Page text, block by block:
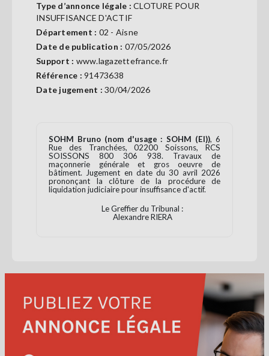
SERVICES
GAZETTE
Se
connecter
Type d’annonce légale : CLOTURE POUR
INSUFFISANCE D'ACTIF
Département : 02 - Aisne
Date de publication : 07/05/2026
Support : www.lagazettefrance.fr
Référence : 91473638
Date jugement : 30/04/2026
SOHM Bruno (nom d'usage : SOHM (EI)), 6
Rue des Tranchées, 02200 Soissons, RCS
SOISSONS 800 306 938. Travaux de
maçonnerie générale et gros oeuvre de
bâtiment. Jugement en date du 30 avril 2026
prononçant la clôture de la procédure de
liquidation judiciaire pour insuffisance d'actif.
Le Greffier du Tribunal :
Alexandre RIERA